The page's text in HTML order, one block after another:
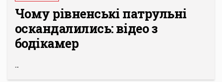
Чому рівненські патрульні
оскандалились: відео з
бодікамер
...